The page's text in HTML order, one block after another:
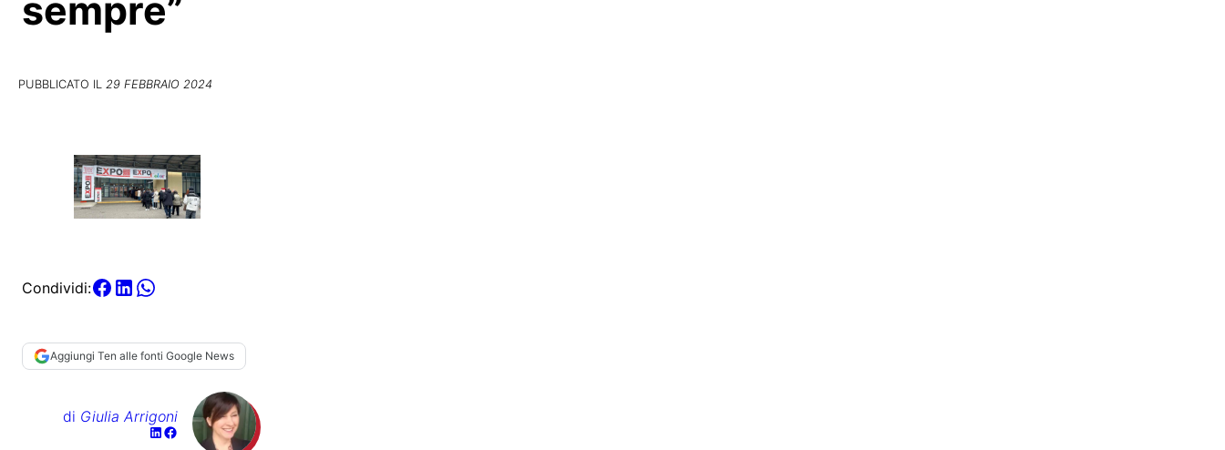
sempre”
PUBBLICATO IL 29 FEBBRAIO 2024
Condividi:
Aggiungi Ten alle fonti Google News
di Giulia Arrigoni